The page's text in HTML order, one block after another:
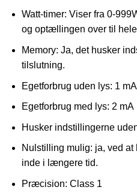
Watt-timer: Viser fra 0-
og optællingen over til
Memory: Ja, det husker
tilslutning.
Egetforbrug uden lys: 1 mA
Egetforbrug med lys: 2 mA
Husker indstillingerne
Nulstilling mulig: ja, ved
inde i længere tid.
Præcision: Class 1